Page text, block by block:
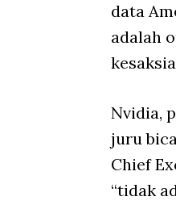
data
adalah
Nvidia,
juru
Chief
“tidak